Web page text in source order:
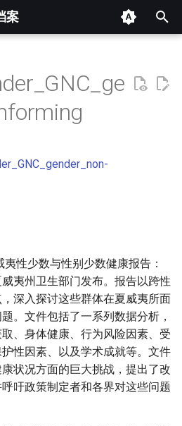
案
性少数与性别少数健康报告：
夷州卫生部门发布。报告以跨性
深入探讨这些群体在夏威夷所面
。文件包括了一系列数据分析，
、身体健康、行为风险因素、受
性因素、以及学术成就等。文件
状况方面的巨大挑战，提出了改
吁政策制定者和各界对这些问题